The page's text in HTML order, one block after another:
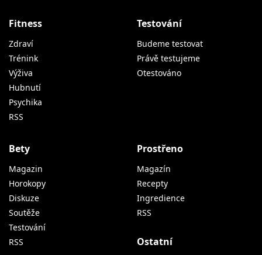
Fitness
Zdraví
Trénink
Výživa
Hubnutí
Psychika
RSS
Testování
Budeme testovat
Právě testujeme
Otestováno
Bety
Magazin
Horokopy
Diskuze
Soutěže
Testování
RSS
Prostřeno
Magazín
Recepty
Ingredience
RSS
Ostatní